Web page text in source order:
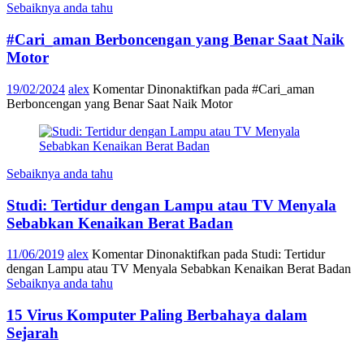
Sebaiknya anda tahu
#Cari_aman Berboncengan yang Benar Saat Naik
Motor
19/02/2024 alex Komentar Dinonaktifkan pada #Cari_aman
Berboncengan yang Benar Saat Naik Motor
Sebaiknya anda tahu
Studi: Tertidur dengan Lampu atau TV Menyala
Sebabkan Kenaikan Berat Badan
11/06/2019 alex Komentar Dinonaktifkan pada Studi: Tertidur
dengan Lampu atau TV Menyala Sebabkan Kenaikan Berat Badan
Sebaiknya anda tahu
15 Virus Komputer Paling Berbahaya dalam
Sejarah